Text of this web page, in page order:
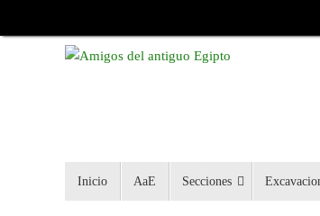
Inicio AaE Secciones